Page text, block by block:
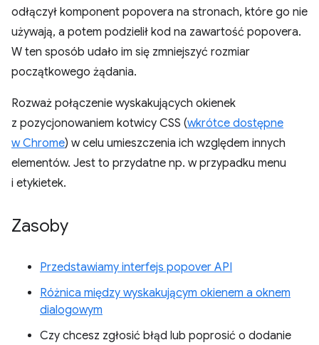
odłączył komponent popovera na stronach, które go nie
używają, a potem podzielił kod na zawartość popovera.
W ten sposób udało im się zmniejszyć rozmiar
początkowego żądania.
Rozważ połączenie wyskakujących okienek
z pozycjonowaniem kotwicy CSS (wkrótce dostępne
w Chrome) w celu umieszczenia ich względem innych
elementów. Jest to przydatne np. w przypadku menu
i etykietek.
Zasoby
Przedstawiamy interfejs popover API
Różnica między wyskakującym okienem a oknem
dialogowym
Czy chcesz zgłosić błąd lub poprosić o dodanie